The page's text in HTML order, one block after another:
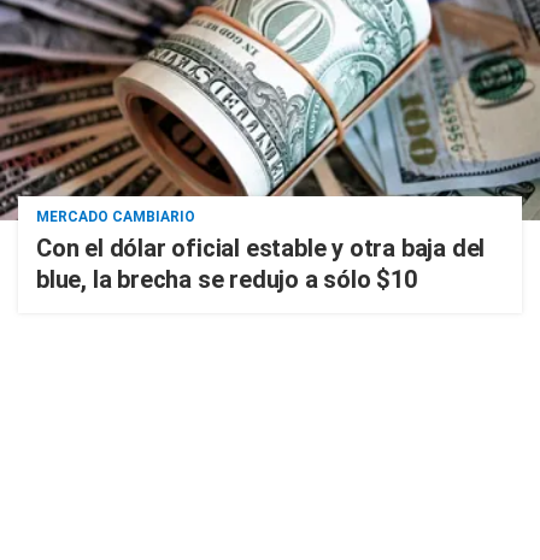
MERCADO CAMBIARIO
Con el dólar oficial estable y otra baja del
blue, la brecha se redujo a sólo $10